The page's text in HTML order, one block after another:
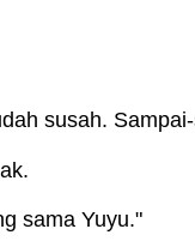
susah.
sama Yuyu."